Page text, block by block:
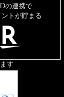
の連携で
トが貯まる
す